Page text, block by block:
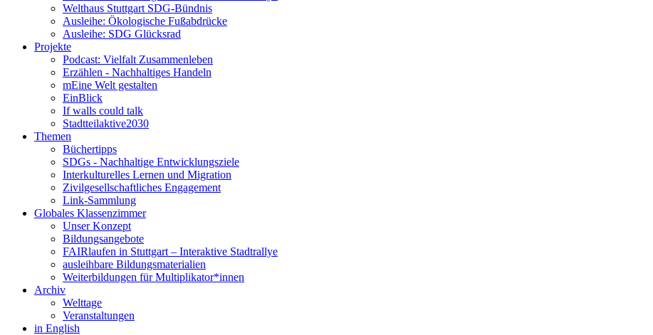
Welthaus Stuttgart SDG-Bündnis
Ausleihe: Ökologische Fußabdrücke
Ausleihe: SDG Glücksrad
Projekte
Podcast: Vielfalt Zusammenleben
Erzählen - Nachhaltiges Handeln
mEine Welt gestalten
EinBlick
If walls could talk
Stadtteilaktive2030
Themen
Büchertipps
SDGs - Nachhaltige Entwicklungsziele
Interkulturelles Lernen und Migration
Zivilgesellschaftliches Engagement
Link-Sammlung
Globales Klassenzimmer
Unser Konzept
Bildungsangebote
FAIRlaufen in Stuttgart – Interaktive Stadtrallye
ausleihbare Bildungsmaterialien
Weiterbildungen für Multiplikator*innen
Archiv
Welttage
Veranstaltungen
in English